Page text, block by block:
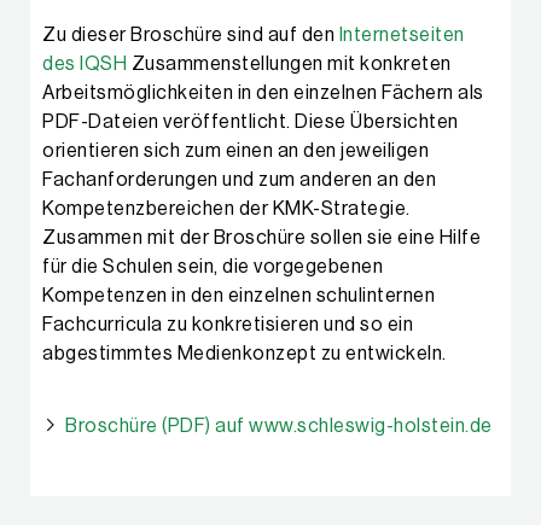
Zu dieser Broschüre sind auf den Internetseiten
des IQSH Zusammen­stellungen mit konkreten
Arbeits­möglichkeiten in den einzelnen Fächern als
PDF-Dateien veröffentlicht. Diese Übersichten
orientieren sich zum einen an den jeweiligen
Fachanforderungen und zum anderen an den
Kompetenzbereichen der KMK-Strategie.
Zusammen mit der Broschüre sollen sie eine Hilfe
für die Schulen sein, die vorgegebenen
Kompetenzen in den einzelnen schulinternen
Fachcurricula zu konkretisieren und so ein
abgestimmtes Medienkonzept zu entwickeln.
Broschüre (PDF) auf www.schleswig-holstein.de